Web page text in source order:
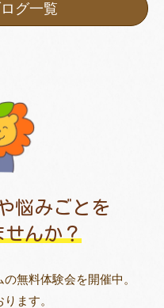
グ一覧
悩みごとを
んか？
無料体験会を開催中。
ます。